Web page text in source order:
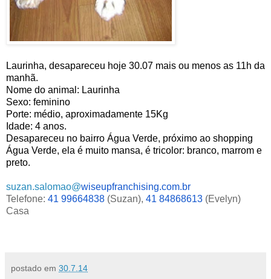
Laurinha, desapareceu hoje 30.07 mais ou menos as 11h da
manhã.
Nome do animal: Laurinha
Sexo: feminino
Porte: médio, aproximadamente 15Kg
Idade: 4 anos.
Desapareceu no bairro Água Verde, próximo ao shopping
Água Verde, ela é muito mansa, é tricolor: branco, marrom e
preto.
suzan.salomao@wiseupfranchising.com.br
Telefone: 41 99664838 (Suzan), 41 84868613 (Evelyn)
Casa
postado em 30.7.14